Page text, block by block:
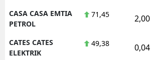
CASA CASA EMTIA
PETROL
71,45 2,00
CATES CATES
ELEKTRIK
49,38 0,04